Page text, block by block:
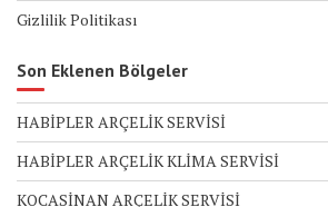
Gizlilik Politikası
Son Eklenen Bölgeler
HABİPLER ARÇELİK SERVİSİ
HABİPLER ARÇELİK KLİMA SERVİSİ
KOCASİNAN ARÇELİK SERVİSİ